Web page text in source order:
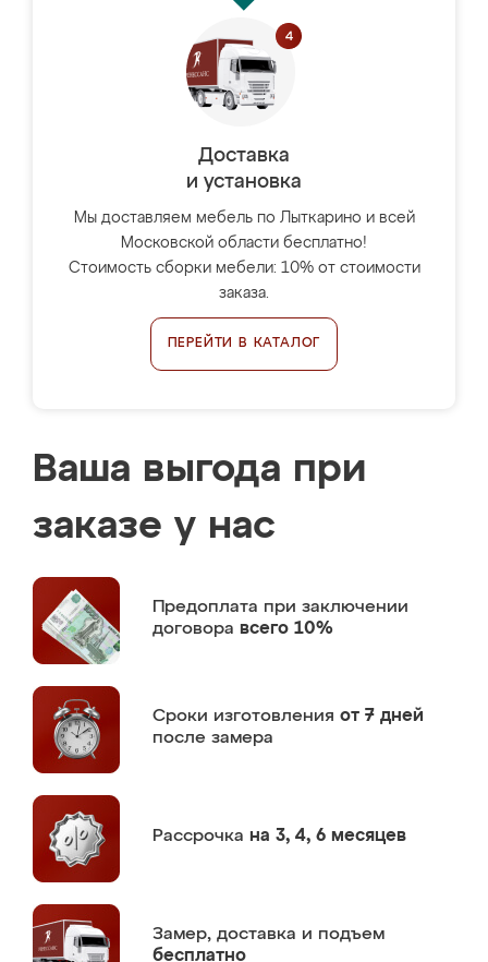
Доставка
и установка
Мы доставляем мебель по Лыткарино и всей
Московской области бесплатно!
Стоимость сборки мебели: 10% от стоимости
заказа.
ПЕРЕЙТИ В КАТАЛОГ
Ваша выгода при
заказе у нас
Предоплата при заключении
договора всего 10%
Сроки изготовления от 7 дней
после замера
Рассрочка на 3, 4, 6 месяцев
Замер, доставка и подъем
бесплатно